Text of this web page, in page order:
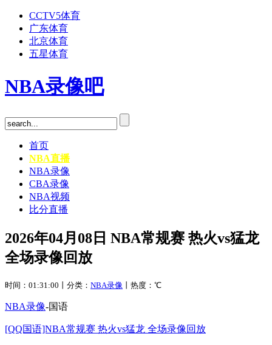
CCTV5体育
广东体育
北京体育
五星体育
NBA录像吧
首页
NBA直播
NBA录像
CBA录像
NBA视频
比分直播
2026年04月08日 NBA常规赛 热火vs猛龙
全场录像回放
时间：01:31:00丨分类： NBA录像 丨热度： ℃
NBA录像-国语
[QQ国语]NBA常规赛 热火vs猛龙 全场录像回放